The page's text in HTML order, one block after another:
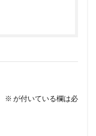
※ が付いている欄は必